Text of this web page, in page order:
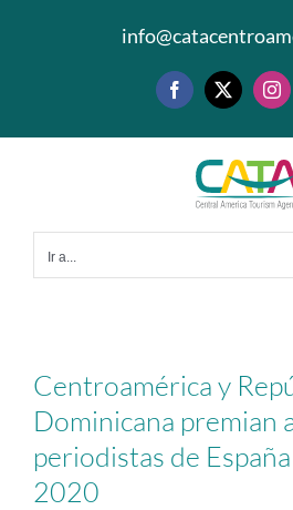
Facebook
X
Ir a...
Centroamérica y
Dominicana premian
periodistas de
2020